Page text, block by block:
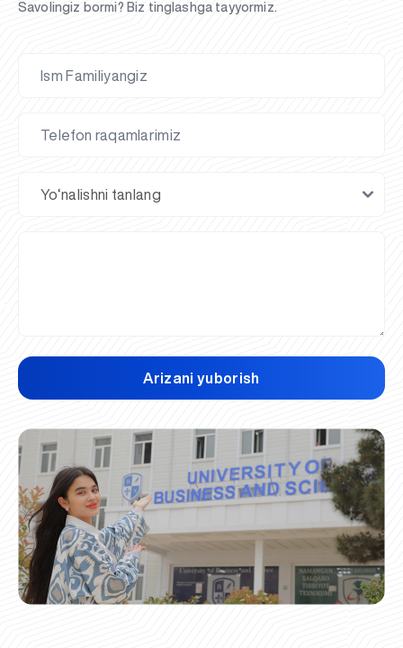
Savolingiz bormi? Biz tinglashga tayyormiz.
Arizani yuborish